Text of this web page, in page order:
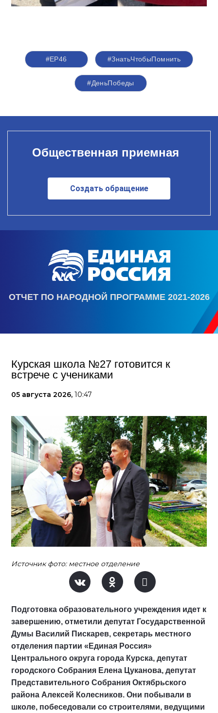
#ЕР46 #ЗнатьЧтобыПомнить
#ДеньПобеды
Общественная приемная
Создать обращение
ОТЧЕТ ПО НАРОДНОЙ ПРОГРАММЕ 2021-2026
Курская школа №27 готовится к
встрече с учениками
05 августа 2026, 10:47
Источник фото: местное отделение
Подготовка образовательного учреждения идет к
завершению, отметили депутат Государственной
Думы Василий Пискарев, секретарь местного
отделения партии «Единая Россия»
Центрального округа города Курска, депутат
городского Собрания Елена Цуканова, депутат
Представительного Собрания Октябрьского
района Алексей Колесников. Они побывали в
школе, побеседовали со строителями, ведущими